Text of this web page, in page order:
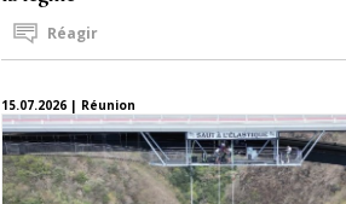
Réagir
15.07.2026 | Réunion